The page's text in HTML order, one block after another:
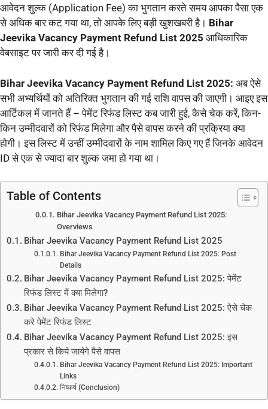
आवेदन शुल्क (Application Fee) का भुगतान करते समय आपका पैसा एक
से अधिक बार कट गया था, तो आपके लिए बड़ी खुशखबरी है। Bihar
Jeevika Vacancy Payment Refund List 2025 आधिकारिक
वेबसाइट पर जारी कर दी गई है।
Bihar Jeevika Vacancy Payment Refund List 2025: अब ऐसे
सभी अभ्यर्थियों को अतिरिक्त भुगतान की गई राशि वापस की जाएगी। आइए इस
आर्टिकल में जानते हैं – पेमेंट रिफंड लिस्ट कब जारी हुई, कैसे चेक करें, किन-
किन उम्मीदवारों को रिफंड मिलेगा और पैसे वापस करने की प्रक्रिया क्या
होगी। इस लिस्ट में उन्हीं उम्मीदवारों के नाम शामिल किए गए हैं जिनके आवेदन
ID से एक से ज्यादा बार शुल्क जमा हो गया था।
Table of Contents
Bihar Jeevika Vacancy Payment Refund List 2025:
Overviews
Bihar Jeevika Vacancy Payment Refund List 2025
Bihar Jeevika Vacancy Payment Refund List 2025: Post
Details
Bihar Jeevika Vacancy Payment Refund List 2025: पेमेंट
रिफंड लिस्ट में क्या मिलेगा?
Bihar Jeevika Vacancy Payment Refund List 2025: ऐसे चेक
करे पेमेंट रिफंड लिस्ट
Bihar Jeevika Vacancy Payment Refund List 2025: इस
प्रकार से किये जायेगे पैसे वापस
Bihar Jeevika Vacancy Payment Refund List 2025: Important
Links
निष्कर्ष (Conclusion)